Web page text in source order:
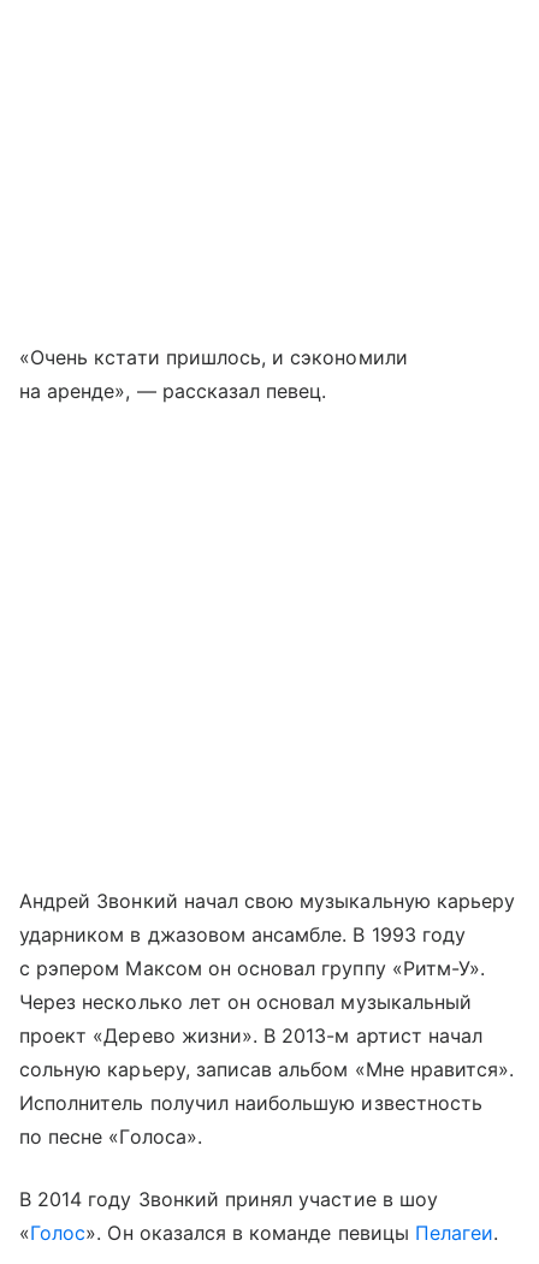
«Очень кстати пришлось, и сэкономили
на аренде», — рассказал певец.
Андрей Звонкий начал свою музыкальную карьеру
ударником в джазовом ансамбле. В 1993 году
с рэпером Максом он основал группу «Ритм-У».
Через несколько лет он основал музыкальный
проект «Дерево жизни». В 2013-м артист начал
сольную карьеру, записав альбом «Мне нравится».
Исполнитель получил наибольшую известность
по песне «Голоса».
В 2014 году Звонкий принял участие в шоу
«Голос». Он оказался в команде певицы Пелагеи.